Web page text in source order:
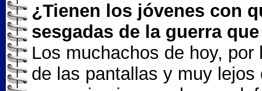
¿Tienen los jóvenes con
sesgadas de la guerra
Los muchachos de hoy,
de las pantallas y muy